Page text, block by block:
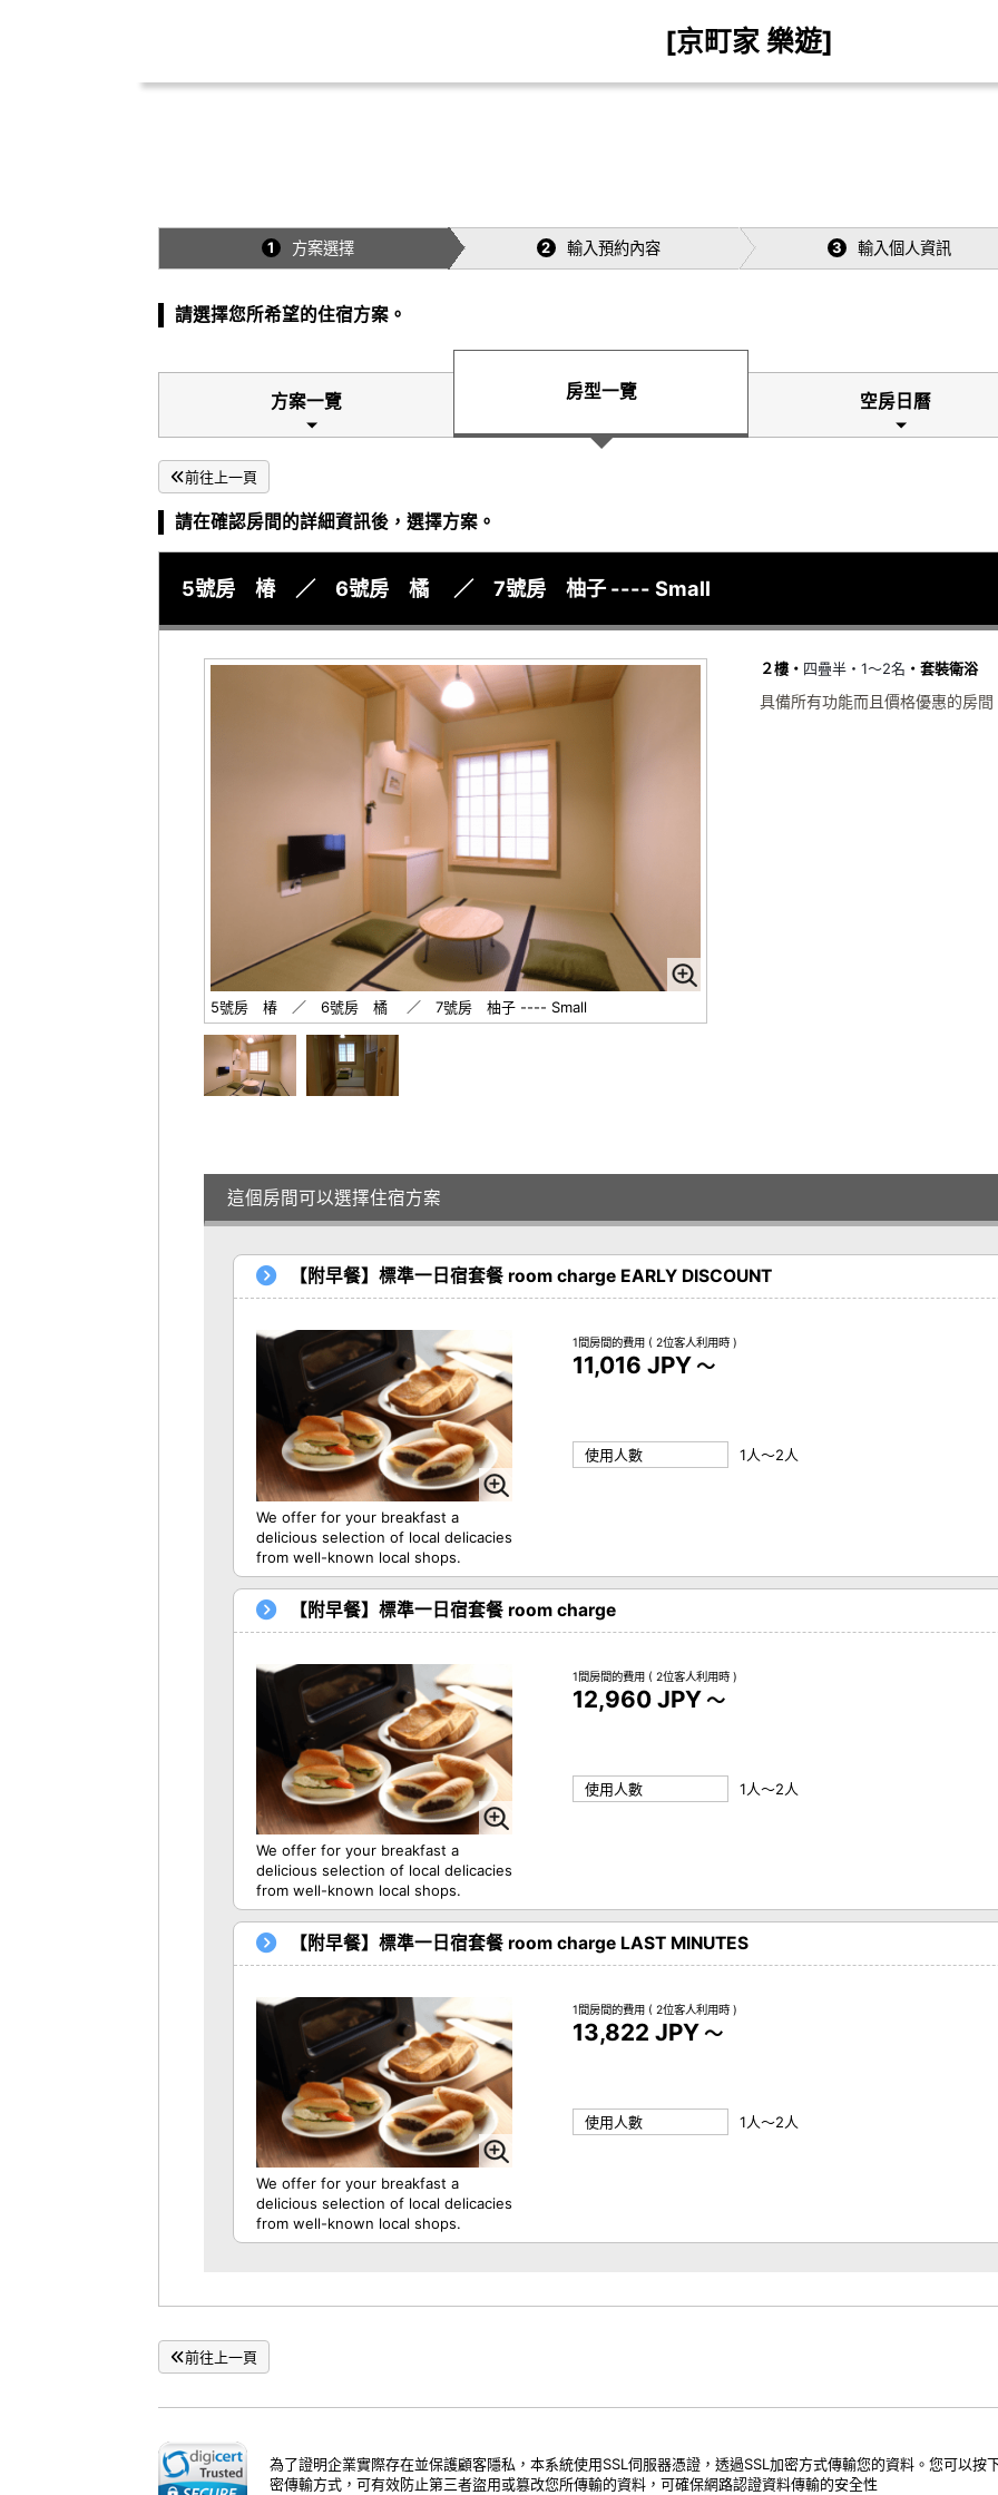
[京町家 樂遊]
1 方案選擇 2 輸入預約內容 3 輸入個人資訊
請選擇您所希望的住宿方案。
方案一覽 房型一覽 空房日曆
前往上一頁
請在確認房間的詳細資訊後，選擇方案。
5號房 椿 ／ 6號房 橘 ／ 7號房 柚子 ---- Small
5號房 椿 ／ 6號房 橘 ／ 7號房 柚子 ---- Small
２樓・ 四疊半・1～2名 ・ 套裝衛浴
具備所有功能而且價格優惠的房間
這個房間可以選擇住宿方案
【附早餐】標準一日宿套餐 room charge EARLY DISCOUNT
We offer for your breakfast a
delicious selection of local delicacies
from well-known local shops.
1間房間的費用 ( 2位客人利用時 )
11,016 JPY ～
使用人數 1人～2人
【附早餐】標準一日宿套餐 room charge
We offer for your breakfast a
delicious selection of local delicacies
from well-known local shops.
1間房間的費用 ( 2位客人利用時 )
12,960 JPY ～
使用人數 1人～2人
【附早餐】標準一日宿套餐 room charge LAST MINUTES
We offer for your breakfast a
delicious selection of local delicacies
from well-known local shops.
1間房間的費用 ( 2位客人利用時 )
13,822 JPY ～
使用人數 1人～2人
前往上一頁
為了證明企業實際存在並保護顧客隱私，本系統使用SSL伺服器憑證，透過SSL加密方式傳輸您的資料。您可以按
密傳輸方式，可有效防止第三者盜用或篡改您所傳輸的資料，可確保網路認證資料傳輸的安全性